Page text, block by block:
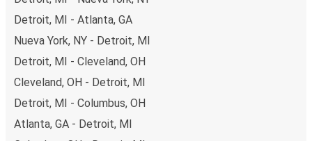
Detroit, MI - Atlanta, GA
Nueva York, NY - Detroit, MI
Detroit, MI - Cleveland, OH
Cleveland, OH - Detroit, MI
Detroit, MI - Columbus, OH
Atlanta, GA - Detroit, MI